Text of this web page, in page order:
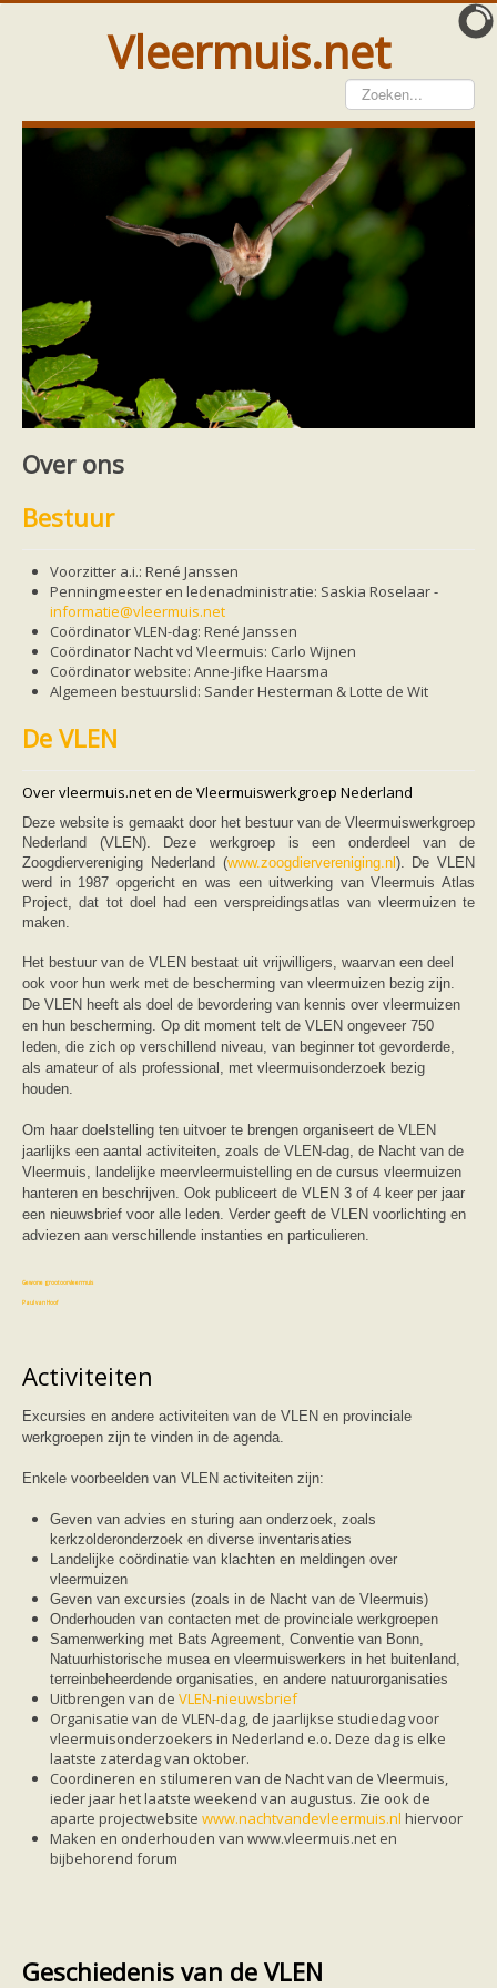
Vleermuis.net
Vleermuis gezien
Waarneming doorgeven
Wat doen wij met meldingen
Telinstructie
Waarnemingen doorgeven elders
Hulp
Vleermuis gevonden
Vanginstructie
Hulp per email
Hulp per provincie
Drenthe
Groningen
Flevoland
Limburg
Overijssel
Utrecht
Zeeland
Zuid-Holland
Vleermuizen en ziektes
Bescherming
Soortbescherming
Hulp bij bouwplannen en bomenkap
Vleermuis advies en onderzoekbureaus
Doe mee
vleermuiskasten kopen/ ophangen
Meedoen
Landelijk zoogdierwerkgroepen
Regionale of provinciale werkgroepen
Landelijke natuurverenigingen
Ik wil graag mee op vleermuisexcursie
Vleermuizen in de tuin
Aankondiging activiteiten
Ik ben op zoek naar een detector
Ecologie en soorten
Hoe vleermuizen leven
Echolocatie
Soorten
Baardvleermuis
Bechsteins vleermuis
Bosvleermuis
Brandt's vleermuis
Kleine en grote hoefijzerneus
Meervleermuis
Mopsvleermuis
Rosse vleermuis
Tweekleurige vleermuis
Vale vleermuis
Watervleermuis
Vleermuizen en eikenprocessierups
Kinderpagina
Spreekbeurt
Knutselen
Tekenen
Spelletjes
Weetjes
Meer weten
Links
Boeken en tijdschriften
geluiden van vleermuizen
Achtergrond informatie
Nieuwsberichten
Informatiefolders
Nederland
Overige publicaties
Gewone grootoorvleermuis
Paul van Hoof
Home Hulp Hulp per provincie
Footer
Over ons
Over ons
Bestuur
Voorzitter a.i.: René Janssen
Penningmeester en ledenadministratie: Saskia Roselaar -
informatie@vleermuis.net
Coördinator VLEN-dag: René Janssen
Coördinator Nacht vd Vleermuis: Carlo Wijnen
Coördinatorwebsite: Anne-Jifke Haarsma
Algemeen bestuurslid: Sander Hesterman & Lotte de Wit
De VLEN
Over vleermuis.net en de Vleermuiswerkgroep Nederland
Deze website is gemaakt door het bestuur van de Vleermuiswerkgroep
Nederland (VLEN). Deze werkgroep is een onderdeel van de
Zoogdiervereniging Nederland (www.zoogdiervereniging.nl ). De VLEN
werd in 1987 opgericht en was een uitwerking van Vleermuis Atlas
Project, dat tot doel had een verspreidingsatlas van vleermuizen te
maken.
Het bestuur van de VLEN bestaat uit vrijwilligers, waarvan een deel
ook voor hun werk met de bescherming van vleermuizen bezig zijn.
De VLEN heeft als doel de bevordering van kennis over vleermuizen
en hun bescherming. Op dit moment telt de VLEN ongeveer 750
leden, die zich op verschillend niveau, van beginner tot gevorderde,
als amateur of als professional, met vleermuisonderzoek bezig
houden.
Om haar doelstelling ten uitvoer te brengen organiseert de VLEN
jaarlijks een aantal activiteiten, zoals de VLEN-dag, de Nacht van de
Vleermuis, landelijke meervleermuistelling en de cursus vleermuizen
hanteren en beschrijven. Ook publiceert de VLEN 3 of 4 keer per jaar
een nieuwsbrief voor alle leden. Verder geeft de VLEN voorlichting en
adviezen aan verschillende instanties en particulieren.
Activiteiten
Excursies en andere activiteiten van de VLEN en provinciale
werkgroepen zijn te vinden in de agenda.
Enkele voorbeelden van VLEN activiteiten zijn:
Geven van advies en sturing aan onderzoek, zoals
kerkzolderonderzoek en diverse inventarisaties
Landelijke coördinatie van klachten en meldingen over
vleermuizen
Geven van excursies (zoals in de Nacht van de Vleermuis)
Onderhouden van contacten met de provinciale werkgroepen
Samenwerking met Bats Agreement, Conventie van Bonn,
Natuurhistorische musea en vleermuiswerkers in het buitenland,
terreinbeheerdende organisaties, en andere natuurorganisaties
Uitbrengen van de VLEN-nieuwsbrief
Organisatie van de VLEN-dag, de jaarlijkse studiedag voor
vleermuisonderzoekers in Nederland e.o. Deze dag is elke
laatste zaterdag van oktober.
Coordineren en stilumeren van de Nacht van de Vleermuis,
ieder jaar het laatste weekend van augustus. Zie ook de
aparte projectwebsite www.nachtvandevleermuis.nl hiervoor
Maken en onderhouden van www.vleermuis.net en
bijbehorend forum
Geschiedenis van de VLEN